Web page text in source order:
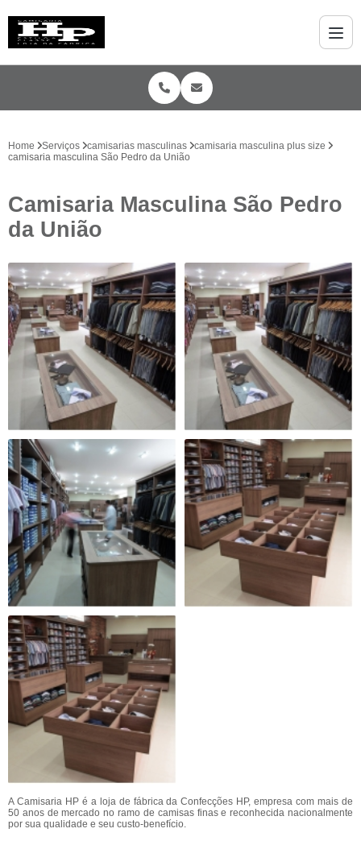
Home Serviços camisarias masculinas
camisaria masculina plus size
camisaria masculina São Pedro da União
Camisaria Masculina São Pedro
da União
A Camisaria HP é a loja de fábrica da Confecções HP, empresa com mais de
50 anos de mercado no ramo de camisas finas e reconhecida nacionalmente
por sua qualidade e seu custo-benefício.